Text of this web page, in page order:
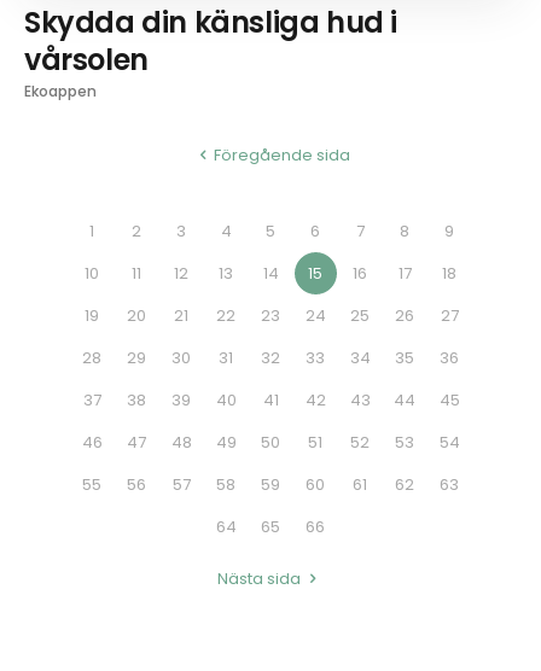
Skydda din känsliga hud i
vårsolen
Ekoappen
Föregående sida
1 2 3 4 5 6 7 8
9
10
11 12 13 14 15 16 17
18
19
20 21 22 23 24 25 26
27
28
29 30 31 32 33 34 35
36
37
38 39 40 41 42 43 44
45
46
47 48 49 50 51 52 53
54
55
56 57 58 59 60 61 62
63
64
65 66
Nästa sida